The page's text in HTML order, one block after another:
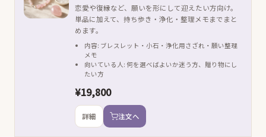
恋愛や復縁など、願いを形にして迎えたい方向け。
単品に加えて、持ち歩き・浄化・整理メモまでまと
めます。
内容: ブレスレット・小石・浄化用さざれ・願い整理
メモ
向いている人: 何を選べばよいか迷う方、贈り物にし
たい方
¥19,800
詳細 注文へ